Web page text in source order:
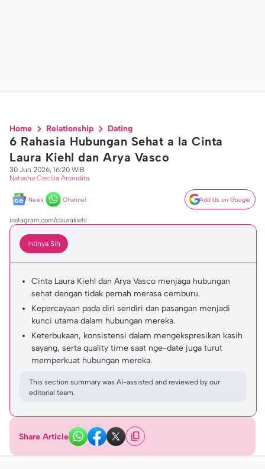
Home Relationship Dating
6 Rahasia Hubungan Sehat a la Cinta
Laura Kiehl dan Arya Vasco
30 Jun 2026, 16:20 WIB
Natasha Cecilia Anandita
News Channel Add Us on Google
instagram.com/claurakiehl
Intinya Sih
Cinta Laura Kiehl dan Arya Vasco menjaga hubungan
sehat dengan tidak pernah merasa cemburu.
Kepercayaan pada diri sendiri dan pasangan menjadi
kunci utama dalam hubungan mereka.
Keterbukaan, konsistensi dalam mengekspresikan kasih
sayang, serta quality time saat nge-date juga turut
memperkuat hubungan mereka.
This section summary was AI-assisted and reviewed by our
editorial team.
Share Article